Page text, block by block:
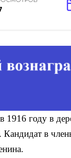
1916 году в
Кандидат в